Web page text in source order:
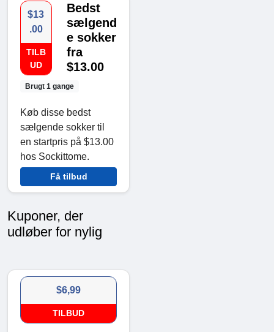
$13
.00
TILB
UD
Brugt 1 gange
Bedst
sælgend
e sokker
fra
$13.00
Køb disse bedst
sælgende sokker til
en startpris på $13.00
hos Sockittome.
Få tilbud
Kuponer, der
udløber for nylig
$6,99
TILBUD